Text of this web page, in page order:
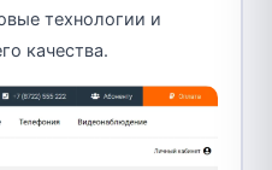
технологии и
качества.